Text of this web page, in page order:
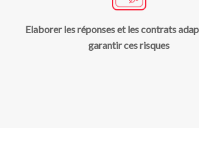
Elaborer les réponses et les contrats
garantir ces risques